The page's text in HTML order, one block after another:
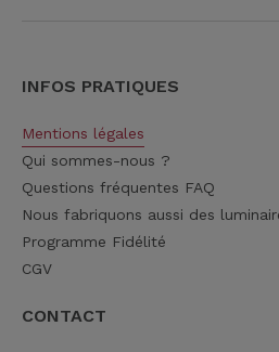
INFOS PRATIQUES
Mentions légales
Qui sommes-nous ?
Questions fréquentes FAQ
Nous fabriquons aussi des
Programme Fidélité
CGV
CONTACT